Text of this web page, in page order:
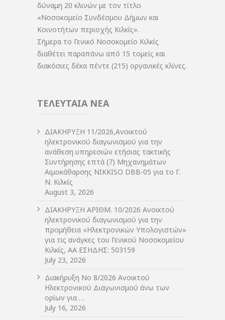
δύναμη 20 κλινών με τον τίτλο
«Νοσοκομείο Συνδέσμου Δήμων και
Κοινοτήτων περιοχής Κιλκίς».
Σήμερα το Γενικό Νοσοκομείο Κιλκίς
διαθέτει παραπάνω από 15 τομείς και
διακόσιες δέκα πέντε (215) οργανικές κλίνες.
ΤΕΛΕΥΤΑΙΑ ΝΕΑ
ΔIΑΚΗΡΥΞΗ 11/2026,Ανοικτού
ηλεκτρονικού διαγωνισμού για την
ανάθεση υπηρεσιών ετήσιας τακτικής
Συντήρησης επτά (7) Μηχανημάτων
Αιμοκάθαρσης NIKKISO DBB-05 για το Γ.
Ν. Κιλκίς
August 3, 2026
ΔIΑΚΗΡΥΞΗ ΑΡIΘΜ. 10/2026 Ανοικτού
ηλεκτρονικού διαγωνισμού για την
προμήθεια «Ηλεκτρονικών Υπολογιστών»
για τις ανάγκες του Γενικού Νοσοκομείου
Κιλκίς, ΑΑ ΕΣΗΔΗΣ: 503159
July 23, 2026
Διακήρυξη Νο 8/2026 Ανοικτού
Ηλεκτρονικού Διαγωνισμού άνω των
ορίων για …
July 16, 2026